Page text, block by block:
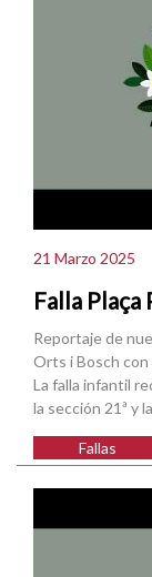
21 Marzo 2025
Falla
Reportaje de
Orts i Bosch
La falla infantil
la sección 21ª y
Fallas